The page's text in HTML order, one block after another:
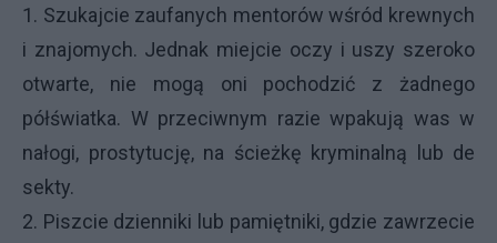
1. Szukajcie zaufanych mentorów wśród krewnych
i znajomych. Jednak miejcie oczy i uszy szeroko
otwarte, nie mogą oni pochodzić z żadnego
półświatka. W przeciwnym razie wpakują was w
nałogi, prostytucję, na ścieżkę kryminalną lub de
sekty.
2. Piszcie dzienniki lub pamiętniki, gdzie zawrzecie